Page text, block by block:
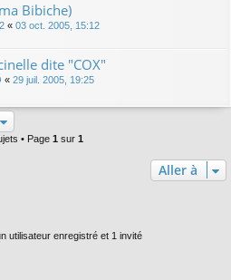
Bibiche)
« 03 oct. 2005, 15:12
dite "COX"
« 29 juil. 2005, 19:25
• Page 1 sur 1
Aller à
utilisateur enregistré et 1 invité